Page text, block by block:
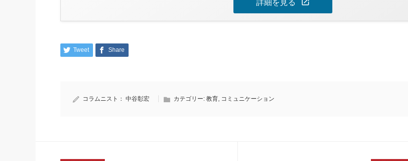
詳細を見る open_in_new
Tweet Share
コラムニスト： 中谷彰宏 カテゴリー: 教育 コミュニケーション